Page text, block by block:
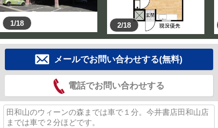
1/18 2/18
メールでお問い合わせする(無料)
電話でお問い合わせする
田和山のウィーンの森までは車で１分。今井書店田和山店
までは車で２分ほどです。